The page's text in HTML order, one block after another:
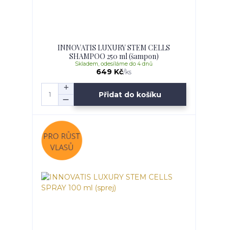
INNOVATIS LUXURY STEM CELLS
SHAMPOO 250 ml (šampon)
649 Kč/ks
Skladem, odesíláme do 4 dnů
Přidat do košíku